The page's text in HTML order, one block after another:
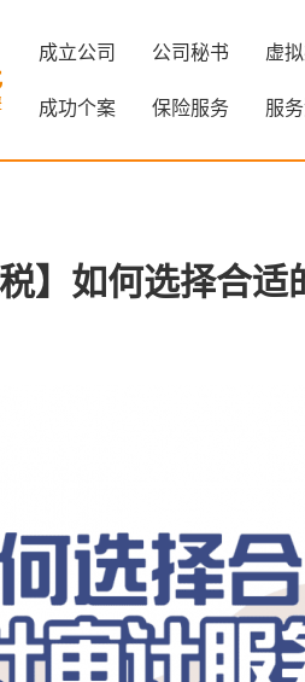
成立公司 公司秘书 虚
成功个案 保险服务 服
税】如何选择合